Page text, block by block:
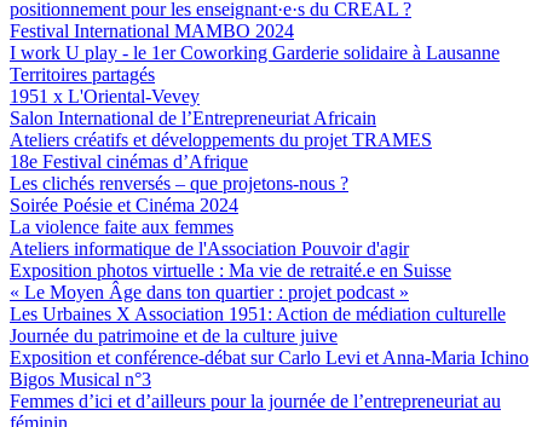
positionnement pour les enseignant·e·s du CREAL ?
Festival International MAMBO 2024
I work U play - le 1er Coworking Garderie solidaire à Lausanne
Territoires partagés
1951 x L'Oriental-Vevey
Salon International de l’Entrepreneuriat Africain
Ateliers créatifs et développements du projet TRAMES
18e Festival cinémas d’Afrique
Les clichés renversés – que projetons-nous ?
Soirée Poésie et Cinéma 2024
La violence faite aux femmes
Ateliers informatique de l'Association Pouvoir d'agir
Exposition photos virtuelle : Ma vie de retraité.e en Suisse
« Le Moyen Âge dans ton quartier : projet podcast »
Les Urbaines X Association 1951: Action de médiation culturelle
Journée du patrimoine et de la culture juive
Exposition et conférence-débat sur Carlo Levi et Anna-Maria Ichino
Bigos Musical n°3
Femmes d’ici et d’ailleurs pour la journée de l’entrepreneuriat au
féminin